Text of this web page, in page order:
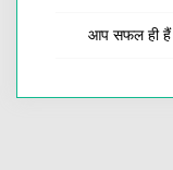
आप सफल ही हैं